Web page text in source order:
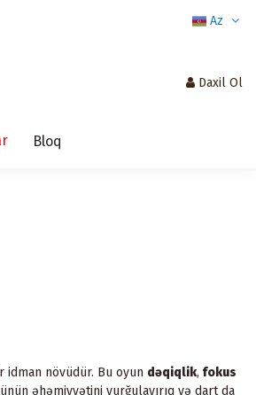
Az
Daxil Ol
Bloq
növüdür. Bu oyun dəqiqlik, fokus
əhəmiyyətini vurğulayırıq və dart da